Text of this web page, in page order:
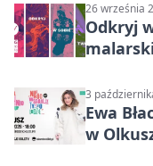
26 września
Odkryj
3
Ewa
w